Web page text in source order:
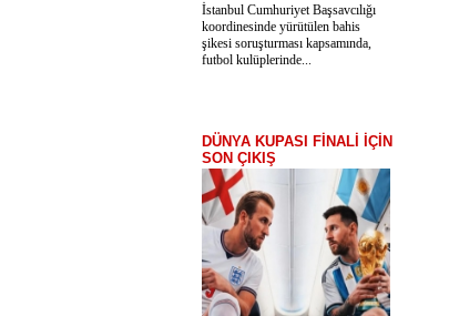
İstanbul Cumhuriyet Başsavcılığı
koordinesinde yürütülen bahis
şikesi soruşturması kapsamında,
futbol kulüplerinde...
DÜNYA KUPASI FİNALİ İÇİN
SON ÇIKIŞ